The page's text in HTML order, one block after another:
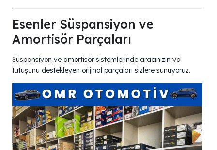
Esenler Süspansiyon ve
Amortisör Parçaları
Süspansiyon ve amortisör sistemlerinde aracınızın yol
tutuşunu destekleyen orijinal parçaları sizlere sunuyoruz.